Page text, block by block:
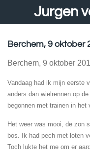
de
Jurgen
Berchem, 9 oktober
Berchem, 9 oktober
Vandaag had ik mijn eerste
anders dan wielrennen op
begonnen met trainen in het
Het weer was mooi, de zon
bos. Ik had pech met loten
Toch lukte het me om er